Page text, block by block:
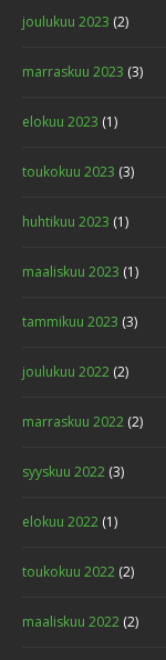
joulukuu 2023 (2)
marraskuu 2023 (3)
elokuu 2023 (1)
toukokuu 2023 (3)
huhtikuu 2023 (1)
maaliskuu 2023 (1)
tammikuu 2023 (3)
joulukuu 2022 (2)
marraskuu 2022 (2)
syyskuu 2022 (3)
elokuu 2022 (1)
toukokuu 2022 (2)
maaliskuu 2022 (2)